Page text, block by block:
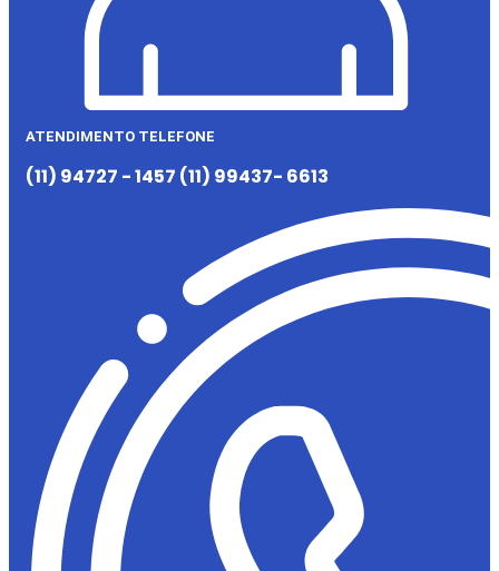
ATENDIMENTO TELEFONE
(11) 94727 - 1457 (11) 99437- 6613